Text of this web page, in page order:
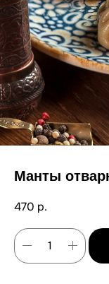
Манты
470 р.